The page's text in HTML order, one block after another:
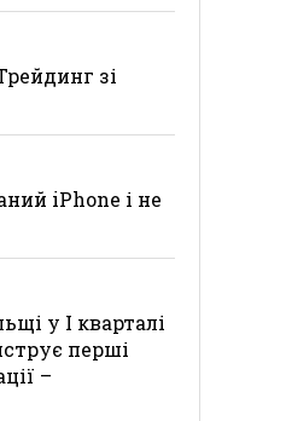
зі
iPhone і не
у І кварталі
перші
–